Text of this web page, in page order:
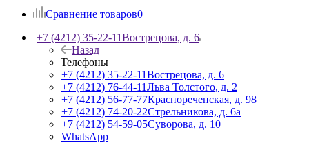
Сравнение товаров0
+7 (4212) 35-22-11Вострецова, д. 6
Назад
Телефоны
+7 (4212) 35-22-11Вострецова, д. 6
+7 (4212) 76-44-11Льва Толстого, д. 2
+7 (4212) 56-77-77Краснореченская, д. 98
+7 (4212) 74-20-22Стрельникова, д. 6а
+7 (4212) 54-59-05Суворова, д. 10
WhatsApp